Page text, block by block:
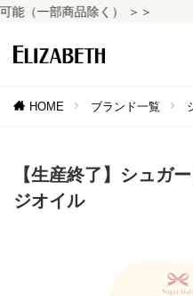
一部商品除く） ＞＞
HOME ブランド一覧
【生産終了】シュガ
ジオイル